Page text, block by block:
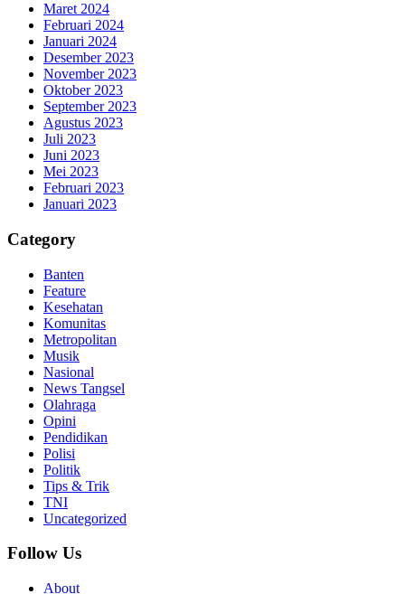
Maret 2024
Februari 2024
Januari 2024
Desember 2023
November 2023
Oktober 2023
September 2023
Agustus 2023
Juli 2023
Juni 2023
Mei 2023
Februari 2023
Januari 2023
Category
Banten
Feature
Kesehatan
Komunitas
Metropolitan
Musik
Nasional
News Tangsel
Olahraga
Opini
Pendidikan
Polisi
Politik
Tips & Trik
TNI
Uncategorized
Follow Us
About